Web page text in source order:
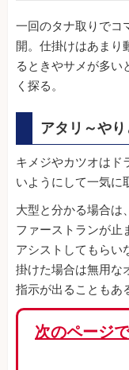
一回のタナ取りでコ
開。仕掛けはあまり
るときやサメが多い
く探る。
アタリ～やり
キメジやカツオはド
いようにして一気に
大型と分かる場合は
ファーストランが止
アシストしてもらい
掛けた場合は無用な
指示が出ることもあ
次のページ